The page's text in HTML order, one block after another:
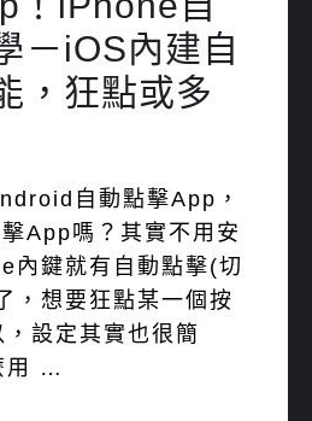
－iOS內建自
，狂點或多
自動點擊App，
App嗎？其實不用安
內鍵就有自動點擊(切
，想要狂點某一個按
設定其實也很簡
用 …